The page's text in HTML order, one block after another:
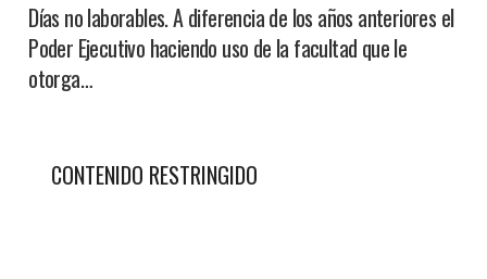
Días no laborables. A diferencia de los años anteriores el
Poder Ejecutivo haciendo uso de la facultad que le
otorga…
CONTENIDO RESTRINGIDO